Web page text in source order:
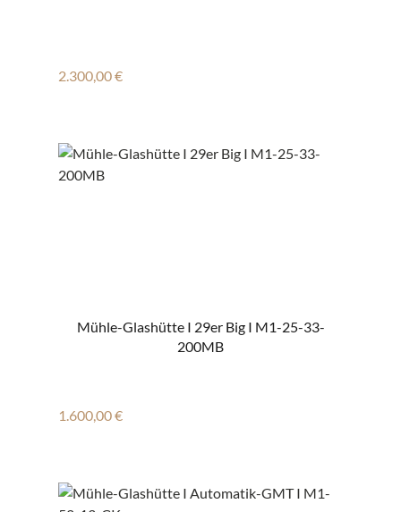
Regulärer Preis:
2.300,00 €
Mühle-Glashütte I 29er Big I M1-25-33-
200MB
Regulärer Preis:
1.600,00 €